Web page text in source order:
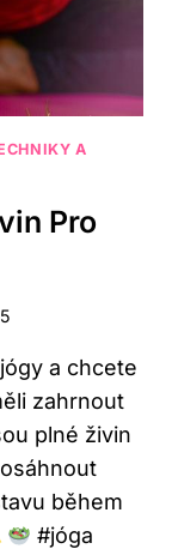
A
Pro
a chcete
zahrnout
plné živin
během
#jóga